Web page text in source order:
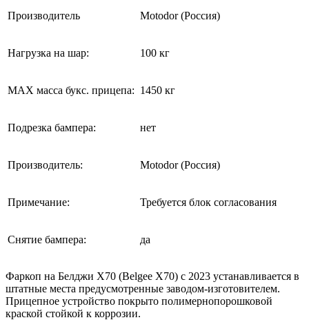
Производитель Motodor (Россия)
Нагрузка на шар: 100 кг
MAX масса букс. прицепа: 1450 кг
Подрезка бампера: нет
Производитель: Motodor (Россия)
Примечание: Требуется блок согласования
Снятие бампера: да
Фаркоп на Белджи Х70 (Belgee X70) с 2023 устанавливается в
штатные места предусмотренные заводом-изготовителем.
Прицепное устройство покрыто полимернопорошковой
краской стойкой к коррозии.